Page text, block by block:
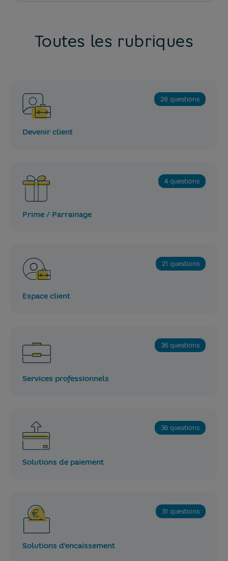
Toutes les rubriques
28 questions
Devenir client
4 questions
Prime / Parrainage
21 questions
Espace client
36 questions
Services professionnels
36 questions
Solutions de paiement
31 questions
Solutions d'encaissement